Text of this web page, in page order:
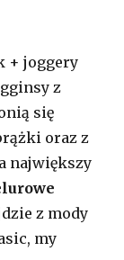
+ joggery
z
się
oraz z
największy
z mody
my